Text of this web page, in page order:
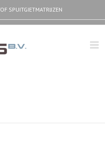
SPUITGIETMATRIJZEN